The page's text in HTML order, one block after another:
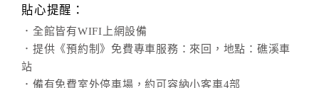
貼心提醒：
．全館皆有WIFI上網設備
．提供《預約制》免費專車服務：來回，地點：礁溪車
站
．備有免費室外停車場，約可容納小客車4部